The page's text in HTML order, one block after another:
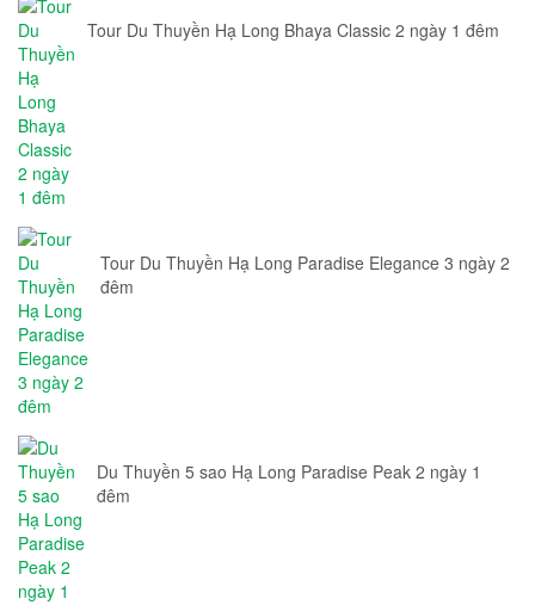
Tour Du Thuyền Hạ Long Bhaya Classic 2 ngày 1 đêm
Tour Du Thuyền Hạ Long Paradise Elegance 3 ngày 2
đêm
Du Thuyền 5 sao Hạ Long Paradise Peak 2 ngày 1
đêm